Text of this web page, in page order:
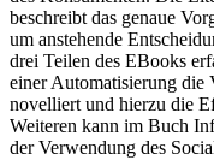
beschreibt das genaue
um anstehende
drei Teilen des EBooks
einer Automatisierung die
novelliert und hierzu die
Weiteren kann im Buch
der Verwendung des